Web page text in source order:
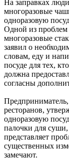
На заправках
многоразовые
одноразовую
Одной из проблем
многоразовые
заявил о
словам, еду и
посуде для тех,
должна
согласны
Предприниматель,
ресторанов,
одноразовую
палочки для
представляет
существенных
замечают.